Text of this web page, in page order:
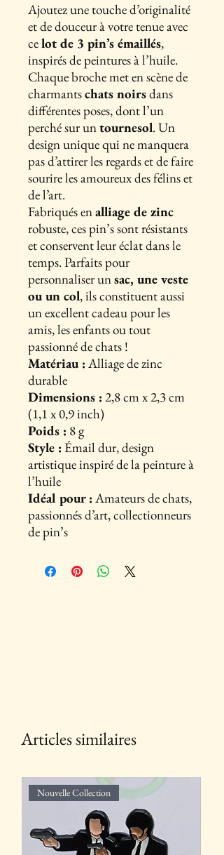
Ajoutez une touche d’originalité
et de douceur à votre tenue avec
celot de 3 pin’s émaillés,
inspirés de peintures à l’huile.
Chaque broche met en scène de
charmantschats noirsdans
différentes poses, dont l’un
perché sur untournesol. Un
design unique qui ne manquera
pas d’attirer les regards et de faire
sourire les amoureux des félins et
de l’art.
Fabriqués enalliage de zinc
robuste, ces pin’s sont résistants
et conservent leur éclat dans le
temps. Parfaits pour
personnaliser unsac, une veste
ou un col, ils constituent aussi
un excellent cadeau pour les
amis, les enfants ou tout
passionné de chats !
Matériau : Alliage de zinc
durable
Dimensions : 2,8 cm x 2,3 cm
(1,1 x 0,9 inch)
Poids : 8 g
Style : Émail dur, design
artistique inspiré de la peinture à
l’huile
Idéal pour : Amateurs de chats,
passionnés d’art, collectionneurs
de pin’s
Articles similaires
Nouvelle Collection